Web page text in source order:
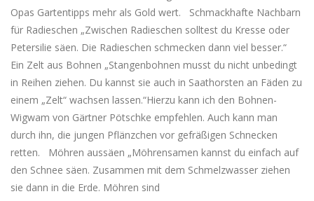
Opas Gartentipps mehr als Gold wert. Schmackhafte Nachbarn
für Radieschen „Zwischen Radieschen solltest du Kresse oder
Petersilie säen. Die Radieschen schmecken dann viel besser.“
Ein Zelt aus Bohnen „Stangenbohnen musst du nicht unbedingt
in Reihen ziehen. Du kannst sie auch in Saathorsten an Fäden zu
einem „Zelt“ wachsen lassen.“Hierzu kann ich den Bohnen-
Wigwam von Gärtner Pötschke empfehlen. Auch kann man
durch ihn, die jungen Pflänzchen vor gefräßigen Schnecken
retten. Möhren aussäen „Möhrensamen kannst du einfach auf
den Schnee säen. Zusammen mit dem Schmelzwasser ziehen
sie dann in die Erde. Möhren sind